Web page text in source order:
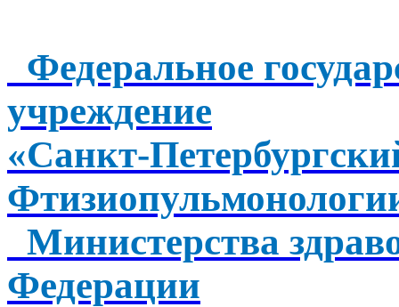
Федеральное
учреждение
«Санкт-
Министерства
Федерации